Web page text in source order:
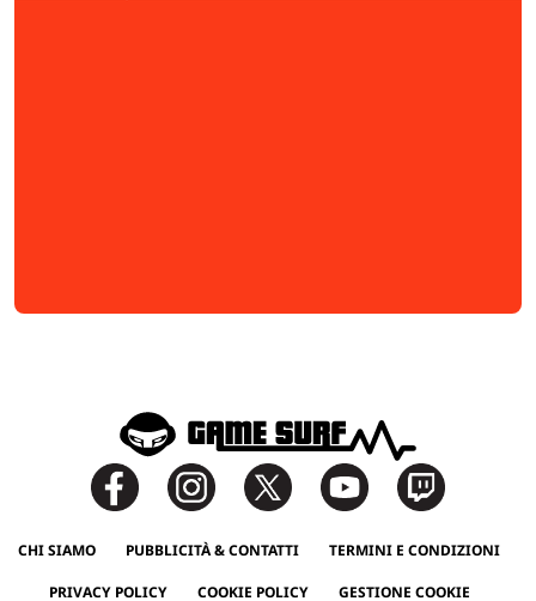
CHI SIAMO PUBBLICITÀ & CONTATTI TERMINI E CONDIZIONI
PRIVACY POLICY COOKIE POLICY GESTIONE COOKIE